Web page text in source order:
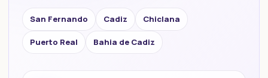
San Fernando Cadiz Chiclana
Puerto Real Bahia de Cadiz